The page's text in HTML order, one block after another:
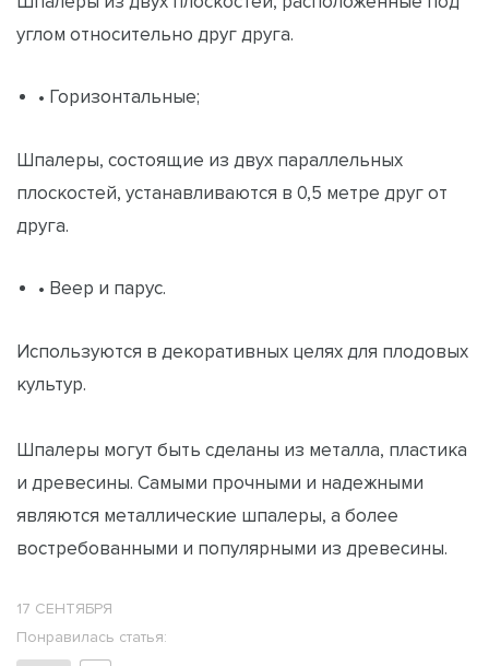
углом относительно друг друга.
• Горизонтальные;
Шпалеры, состоящие из двух параллельных
плоскостей, устанавливаются в 0,5 метре друг от
друга.
• Веер и парус.
Используются в декоративных целях для плодовых
культур.
Шпалеры могут быть сделаны из металла, пластика
и древесины. Самыми прочными и надежными
являются металлические шпалеры, а более
востребованными и популярными из древесины.
17 СЕНТЯБРЯ
Понравилась статья: